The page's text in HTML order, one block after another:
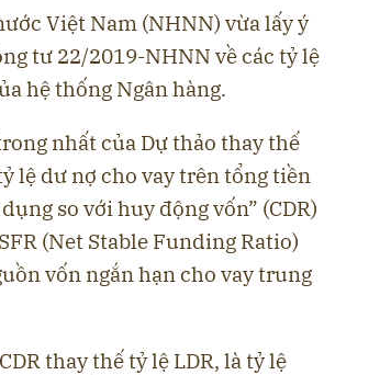
Việt Nam (NHNN) vừa lấy ý
tư 22/2019-NHNN về các tỷ lệ
hệ thống Ngân hàng.
nhất của Dự thảo thay thế
lệ dư nợ cho vay trên tổng tiền
so với huy động vốn” (CDR)
(Net Stable Funding Ratio)
vốn ngắn hạn cho vay trung
thay thế tỷ lệ LDR, là tỷ lệ